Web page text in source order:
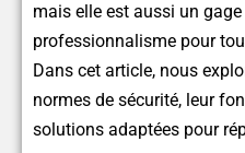
mais elle est aussi un
professionnalisme pour
Dans cet article, nous
normes de sécurité, leur
solutions adaptées pour